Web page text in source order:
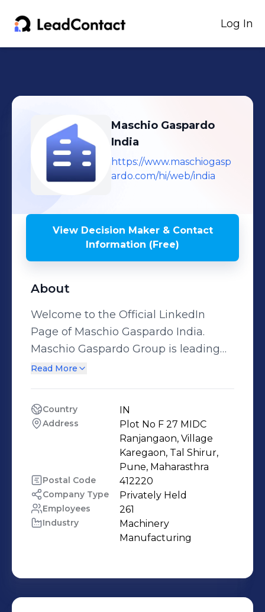
Log In
Maschio Gaspardo
India
https://www.maschiogasp
ardo.com/hi/web/india
View Decision Maker & Contact
Information (Free)
About
Welcome to the Official LinkedIn
Page of Maschio Gaspardo India.
Maschio Gaspardo Group is leading
international group in the production
ranging from tillage to seeding &
planting, fertilization, crop protection,
green maintenance and haymaking
to meet all the farmers needs.
Company has 8 Manufacturing sites,
5 in Italy and 3 abroad in Romania,
India and China. Moreover, Maschio
Gaspardo has 13 sales branches
Read More
Country IN
Address
Plot No F 27 MIDC
Ranjangaon, Village
Karegaon, Tal Shirur,
Pune, Maharasthra
Postal Code 412220
Company Type Privately Held
Employees 261
Industry
Machinery
Manufacturing